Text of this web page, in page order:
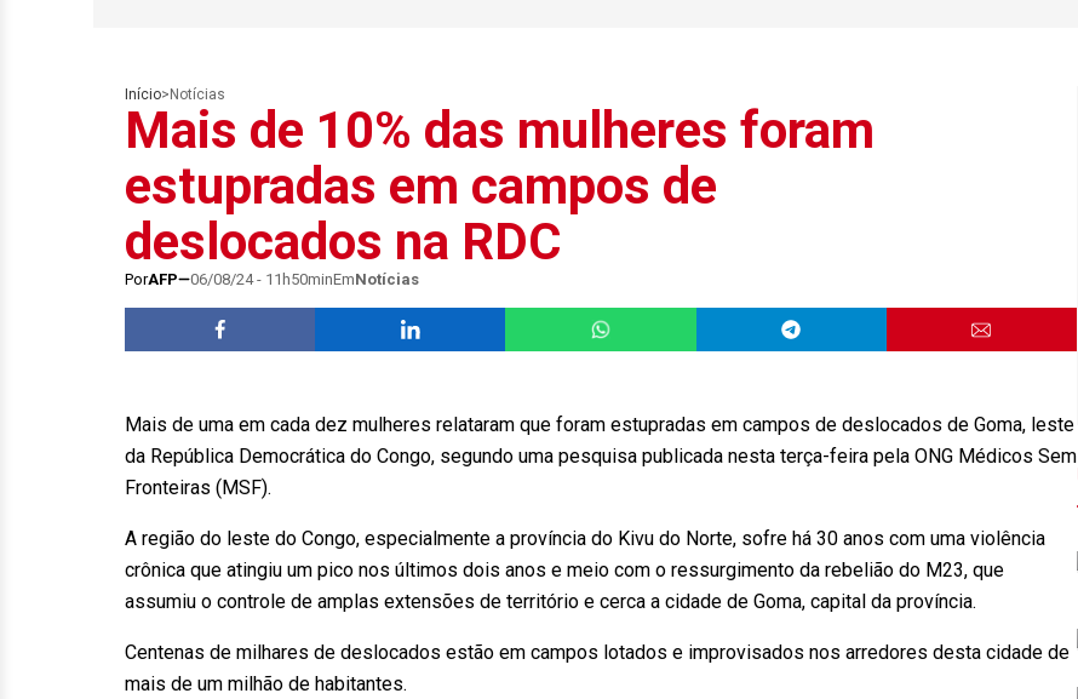
Início> Notícias
Mais de 10% das mulheres foram
estupradas em campos de
deslocados na RDC
PorAFP 06/08/24 - 11h50minEmNotícias
Mais de uma em cada dez mulheres relataram que foram estupradas em campos de deslocados de Goma, leste
da República Democrática do Congo, segundo uma pesquisa publicada nesta terça-feira pela ONG Médicos Sem
Fronteiras (MSF).
A região do leste do Congo, especialmente a província do Kivu do Norte, sofre há 30 anos com uma violência
crônica que atingiu um pico nos últimos dois anos e meio com o ressurgimento da rebelião do M23, que
assumiu o controle de amplas extensões de território e cerca a cidade de Goma, capital da província.
Centenas de milhares de deslocados estão em campos lotados e improvisados nos arredores desta cidade de
mais de um milhão de habitantes.